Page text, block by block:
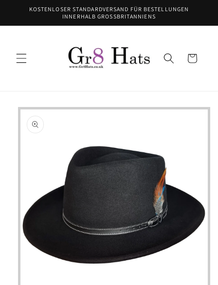
zumKOSTENLOSER STANDARDVERSAND FÜR BESTELLUNGEN
INNERHALB GROSSBRITANNIENS
Warenkorb